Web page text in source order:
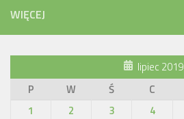
WIĘCEJ
lipiec 2019
P
W Ś C
1
2 3 4